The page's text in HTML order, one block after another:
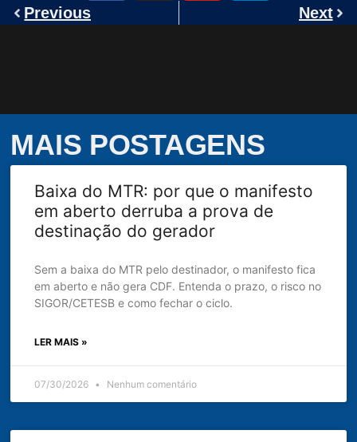
Previous Next
MAIS POSTAGENS
Baixa do MTR: por que o manifesto
em aberto derruba a prova de
destinação do gerador
Sem a baixa do MTR pelo destinador, o manifesto fica
em aberto e não gera CDF. Entenda o prazo, o risco no
SIGOR/CETESB e como fechar o ciclo.
LER MAIS »
07/30/2026 Nenhum comentário